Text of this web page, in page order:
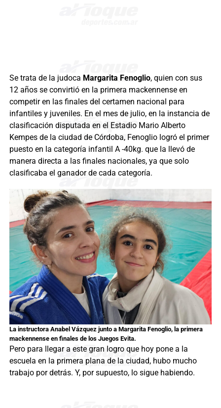
Se trata de la judoca Margarita Fenoglio, quien con sus
12 años se convirtió en la primera mackennense en
competir en las finales del certamen nacional para
infantiles y juveniles. En el mes de julio, en la instancia de
clasificación disputada en el Estadio Mario Alberto
Kempes de la ciudad de Córdoba, Fenoglio logró el primer
puesto en la categoría infantil A -40kg. que la llevó de
manera directa a las finales nacionales, ya que solo
clasificaba el ganador de cada categoría.
La instructora Anabel Vázquez junto a Margarita Fenoglio, la primera
mackennense en finales de los Juegos Evita.
Pero para llegar a este gran logro que hoy pone a la
escuela en la primera plana de la ciudad, hubo mucho
trabajo por detrás. Y, por supuesto, lo sigue habiendo.